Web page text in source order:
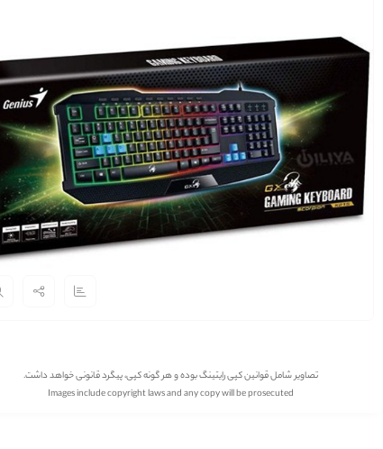
تصاویر شامل قوانین کپی رایتینگ بوده و هر گونه کپی، پیگرد قانونی خواهد داشت.
Images include copyright laws and any copy will be prosecuted